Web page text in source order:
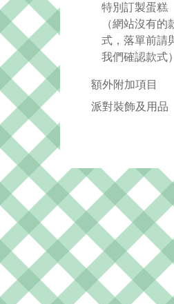
特別訂製蛋糕
（網站沒有的
式，落單前請
我們確認款式）
額外附加項目
派對裝飾及用品